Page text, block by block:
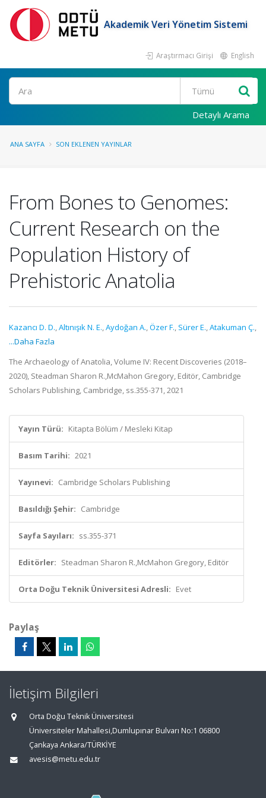
Akademik Veri Yönetim Sistemi
Araştırmacı Girişi English
Ara
Detaylı Arama
ANA SAYFA SON EKLENEN YAYINLAR
From Bones to Genomes:
Current Research on the
Population History of
Prehistoric Anatolia
Kazancı D. D.,Altınışık N. E.,Aydoğan A.,Özer F., Sürer E.,Atakuman Ç.,
...Daha Fazla
The Archaeology of Anatolia, Volume IV: Recent Discoveries (2018–
2020), Steadman Sharon R.,McMahon Gregory, Editör, Cambridge
Scholars Publishing, Cambridge, ss.355-371, 2021
Yayın Türü: Kitapta Bölüm / Mesleki Kitap
Basım Tarihi: 2021
Yayınevi: Cambridge Scholars Publishing
Basıldığı Şehir: Cambridge
Sayfa Sayıları: ss.355-371
Editörler: Steadman Sharon R.,McMahon Gregory, Editör
Orta Doğu Teknik Üniversitesi Adresli: Evet
Paylaş
İletişim Bilgileri
Orta Doğu Teknik Üniversitesi
Üniversiteler Mahallesi,Dumlupınar Bulvarı No:1 06800
Çankaya Ankara/TÜRKİYE
avesis@metu.edu.tr